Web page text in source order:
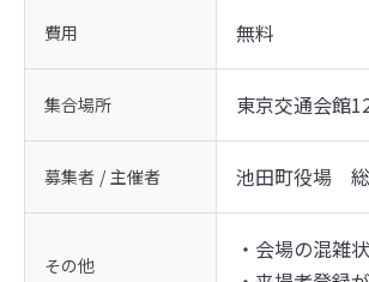
費用 無料
集合場所 東京交通会館
募集者 / 主催者 池田町役場　
その他
・会場の混雑